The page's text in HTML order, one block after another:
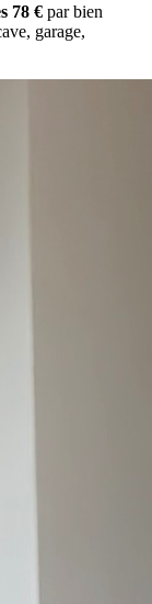
78 € par bien
garage,